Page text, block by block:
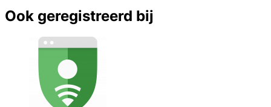
Ook geregistreerd bij